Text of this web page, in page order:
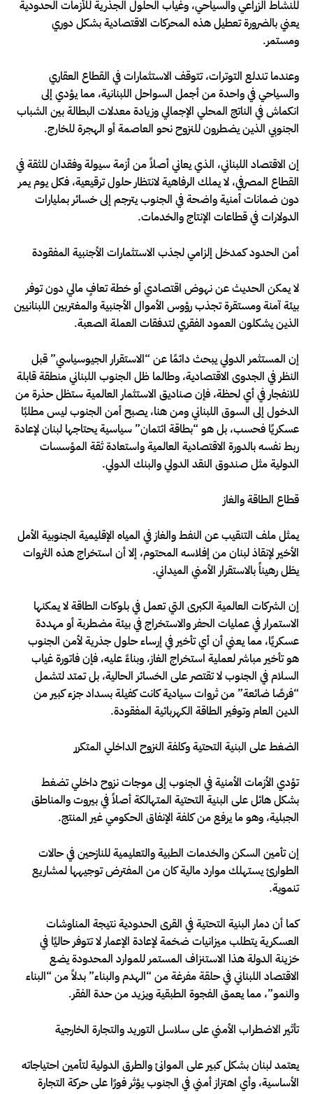
للنشاط الزراعي والسياحي، وغياب الحلول الجذرية للأزمات الحدودية
يعني بالضرورة تعطيل هذه المحركات الاقتصادية بشكل دوري
ومستمر.
وعندما تندلع التوترات، تتوقف الاستثمارات في القطاع العقاري
والسياحي في واحدة من أجمل السواحل اللبنانية، مما يؤدي إلى
انكماش في الناتج المحلي الإجمالي وزيادة معدلات البطالة بين الشباب
الجنوبي الذين يضطرون للنزوح نحو العاصمة أو الهجرة للخارج.
إن الاقتصاد اللبناني، الذي يعاني أصلاً من أزمة سيولة وفقدان للثقة في
القطاع المصرفي، لا يملك الرفاهية لانتظار حلول ترقيعية، فكل يوم يمر
دون ضمانات أمنية واضحة في الجنوب يترجم إلى خسائر بمليارات
الدولارات في قطاعات الإنتاج والخدمات.
أمن الحدود كمدخل إلزامي لجذب الاستثمارات الأجنبية المفقودة
لا يمكن الحديث عن نهوض اقتصادي أو خطة تعافٍ مالي دون توفر
بيئة آمنة ومستقرة تجذب رؤوس الأموال الأجنبية والمغتربين اللبنانيين
الذين يشكلون العمود الفقري لتدفقات العملة الصعبة.
إن المستثمر الدولي يبحث دائمًا عن “الاستقرار الجيوسياسي” قبل
النظر في الجدوى الاقتصادية، وطالما ظل الجنوب اللبناني منطقة قابلة
للانفجار في أي لحظة، فإن صناديق الاستثمار العالمية ستظل حذرة من
الدخول إلى السوق اللبناني ومن هنا، يصبح أمن الجنوب ليس مطلبًا
عسكريًا فحسب، بل هو “بطاقة ائتمان” سياسية يحتاجها لبنان لإعادة
ربط نفسه بالدورة الاقتصادية العالمية واستعادة ثقة المؤسسات
الدولية مثل صندوق النقد الدولي والبنك الدولي.
قطاع الطاقة والغاز
يمثل ملف التنقيب عن النفط والغاز في المياه الإقليمية الجنوبية الأمل
الأخير لإنقاذ لبنان من إفلاسه المحتوم، إلا أن استخراج هذه الثروات
يظل رهيناً بالاستقرار الأمني الميداني.
إن الشركات العالمية الكبرى التي تعمل في بلوكات الطاقة لا يمكنها
الاستمرار في عمليات الحفر والاستخراج في بيئة مضطربة أو مهددة
عسكريًا، مما يعني أن أي تأخير في إرساء حلول جذرية لأمن الجنوب
هو تأخير مباشر لعملية استخراج الغاز، وبناءً عليه، فإن فاتورة غياب
السلام في الجنوب لا تقتصر على الخسائر الحالية، بل تمتد لتشمل
“فرصًا ضائعة” من ثروات سيادية كانت كفيلة بسداد جزء كبير من
الدين العام وتوفير الطاقة الكهربائية المفقودة.
الضغط على البنية التحتية وكلفة النزوح الداخلي المتكرر
تؤدي الأزمات الأمنية في الجنوب إلى موجات نزوح داخلي تضغط
بشكل هائل على البنية التحتية المتهالكة أصلاً في بيروت والمناطق
الجبلية، وهو ما يرفع من كلفة الإنفاق الحكومي غير المنتج.
إن تأمين السكن والخدمات الطبية والتعليمية للنازحين في حالات
الطوارئ يستهلك موارد مالية كان من المفترض توجيهها لمشاريع
تنموية.
كما أن دمار البنية التحتية في القرى الحدودية نتيجة المناوشات
العسكرية يتطلب ميزانيات ضخمة لإعادة الإعمار لا تتوفر حاليًا في
خزينة الدولة هذا الاستنزاف المستمر للموارد المحدودة يضع
الاقتصاد اللبناني في حلقة مفرغة من “الهدم والبناء” بدلاً من “البناء
والنمو”، مما يعمق الفجوة الطبقية ويزيد من حدة الفقر.
تأثير الاضطراب الأمني على سلاسل التوريد والتجارة الخارجية
يعتمد لبنان بشكل كبير على الموانئ والطرق الدولية لتأمين احتياجاته
الأساسية، وأي اهتزاز أمني في الجنوب يؤثر فورًا على حركة التجارة